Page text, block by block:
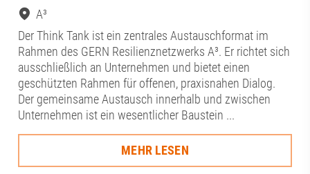
A³
Der Think Tank ist ein zentrales Austauschformat im
Rahmen des GERN Resilienznetzwerks A³. Er richtet sich
ausschließlich an Unternehmen und bietet einen
geschützten Rahmen für offenen, praxisnahen Dialog.
Der gemeinsame Austausch innerhalb und zwischen
Unternehmen ist ein wesentlicher Baustein ...
MEHR LESEN